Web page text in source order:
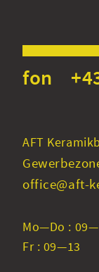
fon +43
AFT
office@aft-
Mo—Do :
Fr : 09—13